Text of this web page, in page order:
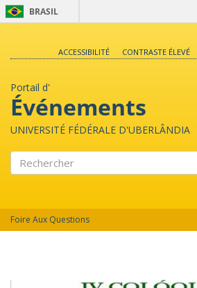
BRASIL
ACCESSIBILITÉ
CONTRASTE ÉLEVÉ
Portail d'
Événements
UNIVERSITÉ FÉDÉRALE D'UBERLÂNDIA
Foire Aux Questions